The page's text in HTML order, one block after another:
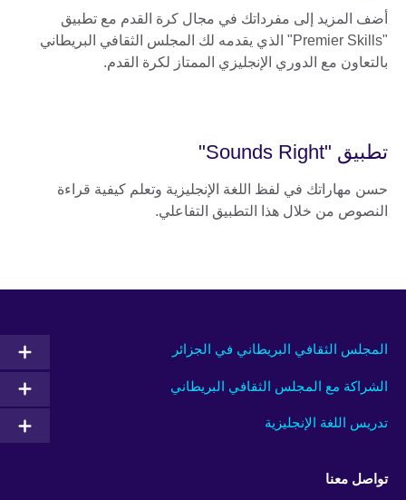
أضف المزيد إلى مفرداتك في مجال كرة القدم مع تطبيق
"Premier Skills" الذي يقدمه لك المجلس الثقافي البريطاني
بالتعاون مع الدوري الإنجليزي الممتاز لكرة القدم.
تطبيق "Sounds Right"
حسن مهاراتك في لفظ اللغة الإنجليزية وتعلم كيفية قراءة
النصوص من خلال هذا التطبيق التفاعلي.
المجلس الثقافي البريطاني في الجزائر
الشراكة مع المجلس الثقافي البريطاني
تدريس اللغة الإنجليزية
تواصل معنا